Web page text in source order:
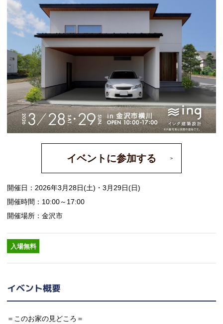
イベントに参加する
開催日：2026年3月28日(土)・3月29日(日)
開催時間：10:00～17:00
開催場所：金沢市
入場無料
イベント概要
＝このお家の見どころ＝